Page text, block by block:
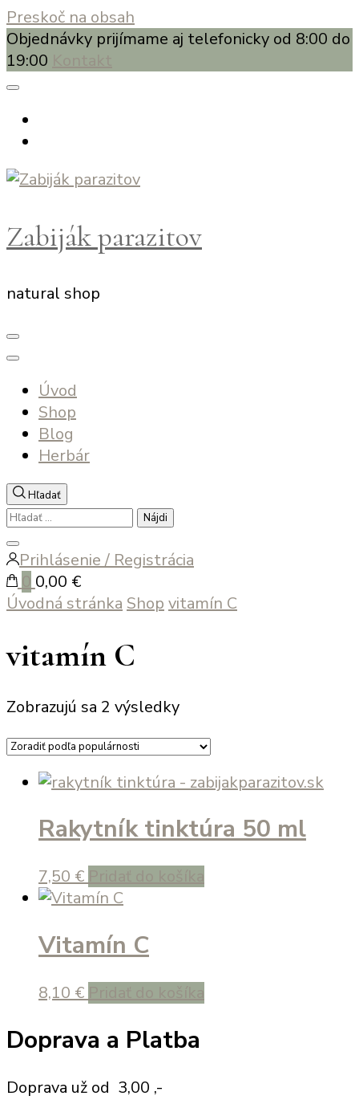
Preskoč na obsah
Objednávky prijímame aj telefonicky od 8:00 do
19:00 Kontakt
Zabiják parazitov
natural shop
Úvod
Shop
Blog
Herbár
Hľadať
Hľadať:
Zatvoriť
vyhľadávanie
Prihlásenie / Registrácia
0,00 €
Úvodná stránka Shop vitamín C
vitamín C
Zobrazujú sa 2 výsledkyZoradené
popularity
Rakytník tinktúra 50 ml
7,50 € Pridať do košíka
Vitamín C
8,10 € Pridať do košíka
Doprava a Platba
Doprava už od 3,00 ,-